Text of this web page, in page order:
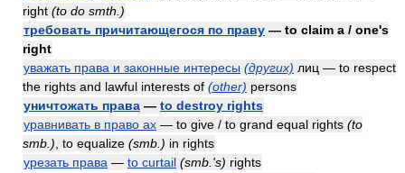
right (to do smth.)
требовать причитающегося по праву — to claim a / one's
right
уважать права и законные интересы (других) лиц — to respect
the rights and lawful interests of (other) persons
уничтожать права — to destroy rights
уравнивать в право ах — to give / to grand equal rights (to
smb.) , to equalize (smb.) in rights
урезать права — to curtail (smb.'s) rights